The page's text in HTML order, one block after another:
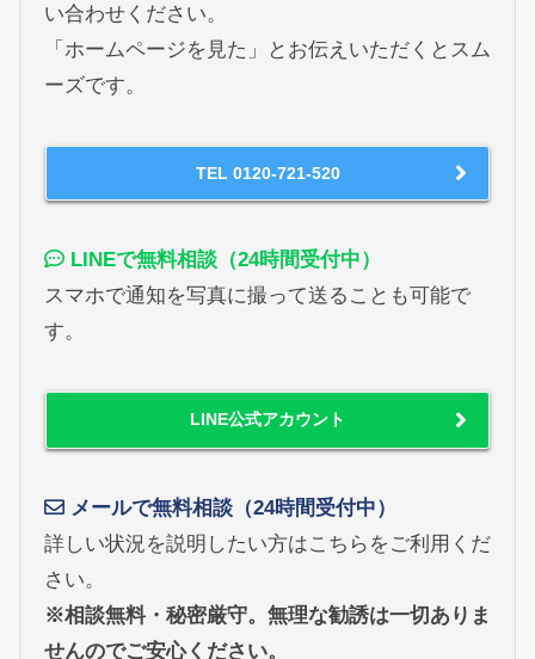
い合わせください。
「ホームページを見た」とお伝えいただくとスム
ーズです。
TEL 0120-721-520
LINEで無料相談（24時間受付中）
スマホで通知を写真に撮って送ることも可能で
す。
LINE公式アカウント
メールで無料相談（24時間受付中）
詳しい状況を説明したい方はこちらをご利用くだ
さい。
※相談無料・秘密厳守。無理な勧誘は一切ありま
せんのでご安心ください。